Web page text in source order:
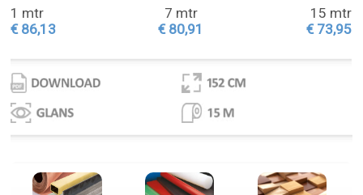
1 mtr
€ 86,13
7 mtr
€ 80,91
15 mtr
€ 73,95